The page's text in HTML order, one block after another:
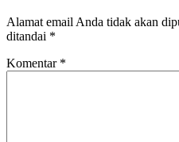
Alamat email Anda tidak akan
ditandai *
Komentar *